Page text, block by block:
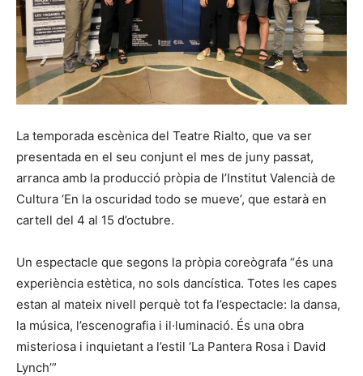
La temporada escènica del Teatre Rialto, que va ser
presentada en el seu conjunt el mes de juny passat,
arranca amb la producció pròpia de l’Institut Valencià de
Cultura ‘En la oscuridad todo se mueve’, que estarà en
cartell del 4 al 15 d’octubre.
Un espectacle que segons la pròpia coreògrafa “és una
experiència estètica, no sols dancística. Totes les capes
estan al mateix nivell perquè tot fa l’espectacle: la dansa,
la música, l’escenografia i il·luminació. És una obra
misteriosa i inquietant a l’estil ‘La Pantera Rosa i David
Lynch’”